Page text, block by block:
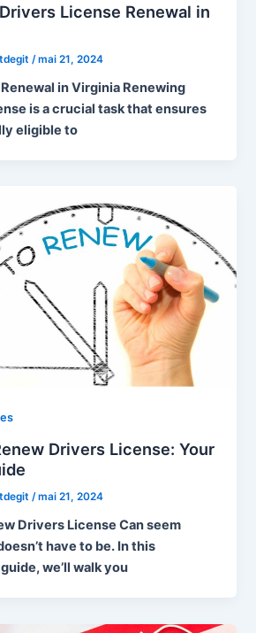
License Renewal in
/mai 21, 2024
in Virginia Renewing
is a crucial task that ensures
eligible to
Drivers License: Your
/mai 21, 2024
Drivers License Can seem
have to be. In this
we’ll walk you